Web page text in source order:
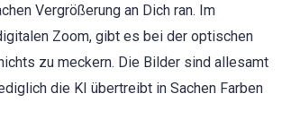
Vergrößerung an Dich ran. Im
Zoom, gibt es bei der optischen
zu meckern. Die Bilder sind allesamt
die KI übertreibt in Sachen Farben